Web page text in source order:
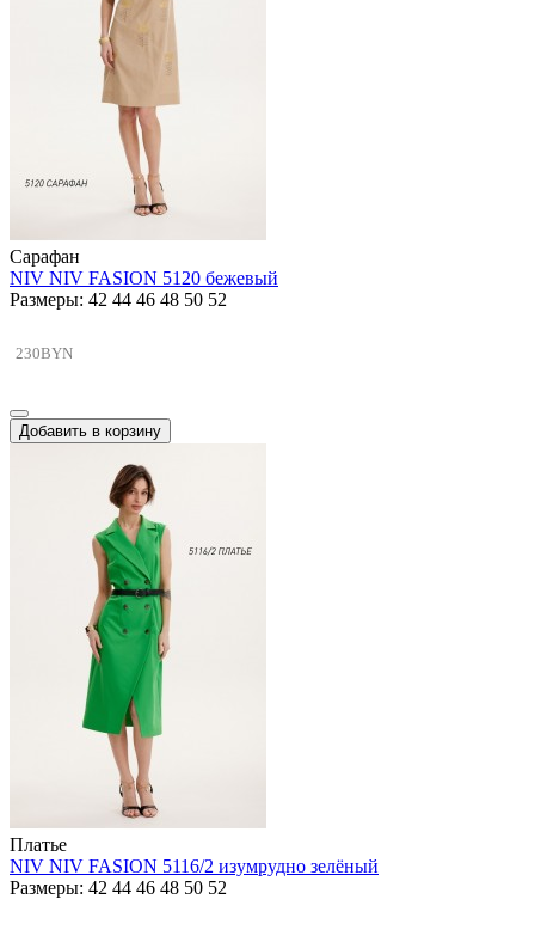
Сарафан
NIV NIV FASION 5120 бежевый
Размеры: 42 44 46 48 50 52
230BYN
Добавить в корзину
Платье
NIV NIV FASION 5116/2 изумрудно зелёный
Размеры: 42 44 46 48 50 52